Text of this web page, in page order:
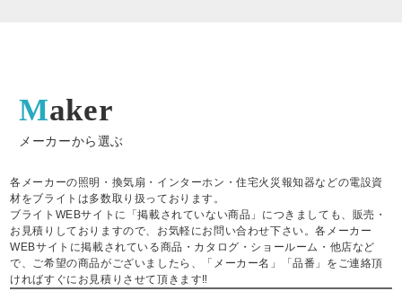
Maker
メーカーから選ぶ
各メーカーの照明・換気扇・インターホン・住宅火災報知器などの電設資
材をブライトは多数取り扱っております。
ブライトWEBサイトに「掲載されていない商品」につきましても、販売・
お見積りしておりますので、お気軽にお問い合わせ下さい。各メーカー
WEBサイトに掲載されている商品・カタログ・ショールーム・他店など
で、ご希望の商品がございましたら、「メーカー名」「品番」をご連絡頂
ければすぐにお見積りさせて頂きます‼